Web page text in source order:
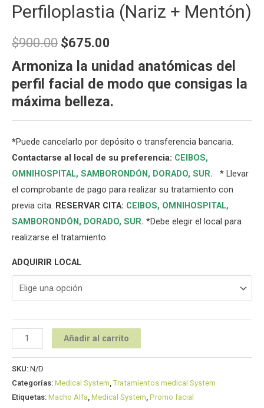
Perfiloplastia (Nariz + Mentón)
$900.00 $675.00
Armoniza la unidad anatómicas del
perfil facial de modo que consigas la
máxima belleza.
*Puede cancelarlo por depósito o transferencia bancaria.
Contactarse al local de su preferencia: CEIBOS,
OMNIHOSPITAL, SAMBORONDÓN, DORADO, SUR.
* Llevar
el comprobante de pago para realizar su tratamiento con
previa cita. RESERVAR CITA: CEIBOS, OMNIHOSPITAL,
SAMBORONDÓN, DORADO, SUR. *Debe elegir el local para
realizarse el tratamiento.
ADQUIRIR LOCAL
Añadir al carrito
SKU: N/D
Categorías: Medical System ,Tratamientos medical System
Etiquetas: Macho Alfa Medical System Promo facial